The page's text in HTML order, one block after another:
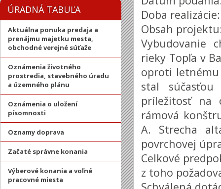
ÚRADNÁ TABUĽA
Aktuálna ponuka predaja a
prenájmu majetku mesta,
obchodné verejné súťaže
Oznámenia životného
prostredia, stavebného úradu
a územného plánu
Oznámenia o uložení
písomnosti
Oznamy doprava
Začaté správne konania
Výberové konania a voľné
pracovné miesta
Doba
Obsah
Vybudovanie
rieky Topľa v
oproti letnému
stal súčasťou
príležitosť na
rámová
A. Strecha
povrchovej
Celkové
z toho